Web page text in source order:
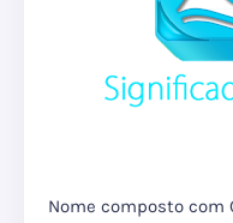
Nome composto com